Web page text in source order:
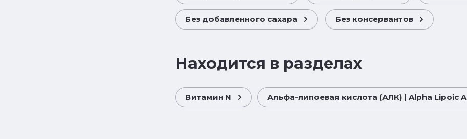
Без добавленного сахара Без консервантов
Находится в разделах
Витамин N Альфа-липоевая кислота (АЛК) | Alpha Lipoic